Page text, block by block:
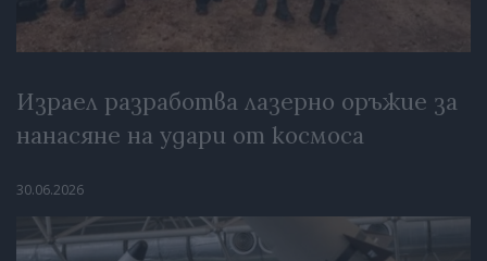
Израел разработва лазерно оръжие за
нанасяне на удари от космоса
30.06.2026